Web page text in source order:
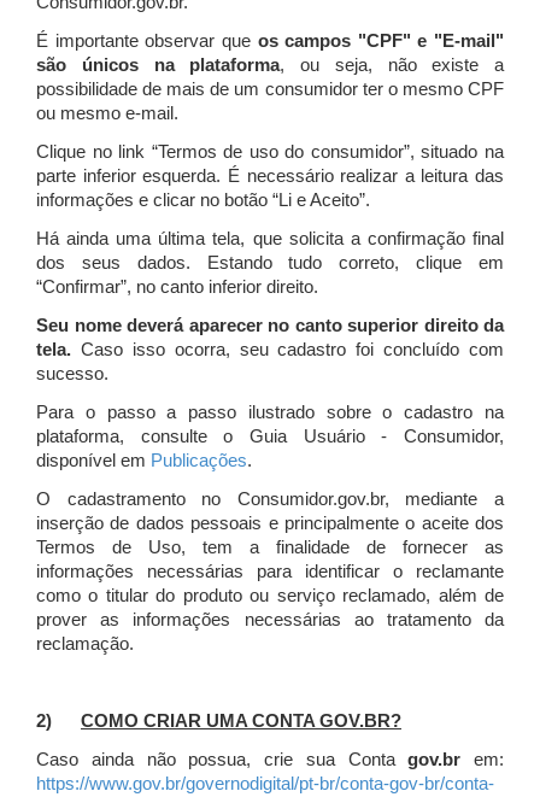
É importante observar que os campos "CPF" e "E-mail"
são únicos na plataforma, ou seja, não existe a
possibilidade de mais de um consumidor ter o mesmo CPF
ou mesmo e-mail.
Clique no link “Termos de uso do consumidor”, situado na
parte inferior esquerda. É necessário realizar a leitura das
informações e clicar no botão “Li e Aceito”.
Há ainda uma última tela, que solicita a confirmação final
dos seus dados. Estando tudo correto, clique em
“Confirmar”, no canto inferior direito.
Seu nome deverá aparecer no canto superior direito da
tela. Caso isso ocorra, seu cadastro foi concluído com
sucesso.
Para o passo a passo ilustrado sobre o cadastro na
plataforma, consulte o Guia Usuário - Consumidor,
disponível em Publicações.
O cadastramento no Consumidor.gov.br, mediante a
inserção de dados pessoais e principalmente o aceite dos
Termos de Uso, tem a finalidade de fornecer as
informações necessárias para identificar o reclamante
como o titular do produto ou serviço reclamado, além de
prover as informações necessárias ao tratamento da
reclamação.
2) COMO CRIAR UMA CONTA GOV.BR?
Caso ainda não possua, crie sua Contagov.br em:
https://www.gov.br/governodigital/pt-br/conta-gov-br/conta-